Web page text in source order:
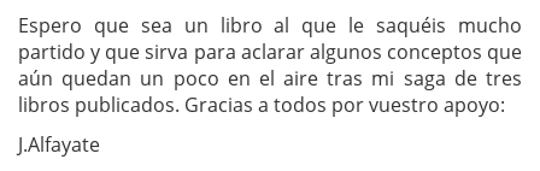
Espero que sea un libro al que le saquéis mucho
partido y que sirva para aclarar algunos conceptos que
aún quedan un poco en el aire tras mi saga de tres
libros publicados. Gracias a todos por vuestro apoyo:
J.Alfayate